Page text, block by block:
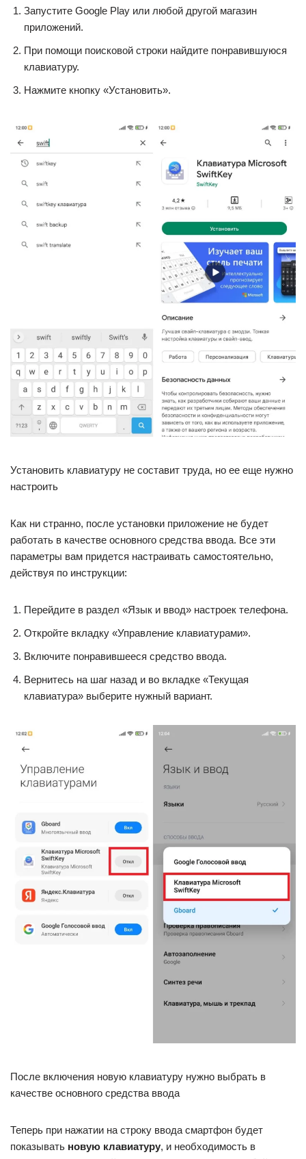
Запустите Google Play или любой другой магазин
приложений.
При помощи поисковой строки найдите понравившуюся
клавиатуру.
Нажмите кнопку «Установить».
Установить клавиатуру не составит труда, но ее еще нужно
настроить
Как ни странно, после установки приложение не будет
работать в качестве основного средства ввода. Все эти
параметры вам придется настраивать самостоятельно,
действуя по инструкции:
Перейдите в раздел «Язык и ввод» настроек телефона.
Откройте вкладку «Управление клавиатурами».
Включите понравившееся средство ввода.
Вернитесь на шаг назад и во вкладке «Текущая
клавиатура» выберите нужный вариант.
После включения новую клавиатуру нужно выбрать в
качестве основного средства ввода
Теперь при нажатии на строку ввода смартфон будет
показывать новую клавиатуру, и необходимость в